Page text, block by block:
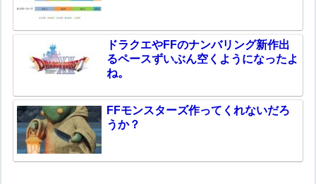
ドラクエやFFのナンバリング新作出
るペースずいぶん空くようになったよ
ね。
FFモンスターズ作ってくれないだろ
うか？